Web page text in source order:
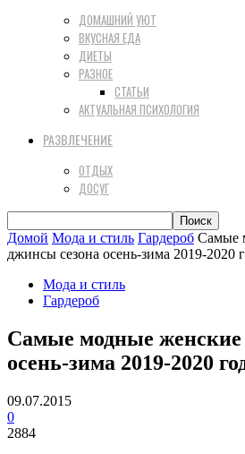
ДОМАШНИЙ УЮТ
ВКУСНАЯ ЕДА
ДИЕТЫ
РАЗНОЕ
СТАТЬИ
АКТУАЛЬНАЯ ПСИХОЛОГИЯ
РАЗВЛЕЧЕНИЕ
ОТДЫХ
ДОСУГ
Домой Мода и стиль Гардероб Самые
джинсы сезона осень-зима 2019-2020
Мода и стиль
Гардероб
Самые модные женские
осень-зима 2019-2020
09.07.2015
0
2884